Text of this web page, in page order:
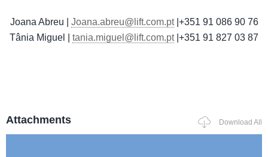
Joana Abreu | Joana.abreu@lift.com.pt|+351 91 086 90 76
Tânia Miguel | tania.miguel@lift.com.pt|+351 91 827 03 87
Attachments Download All